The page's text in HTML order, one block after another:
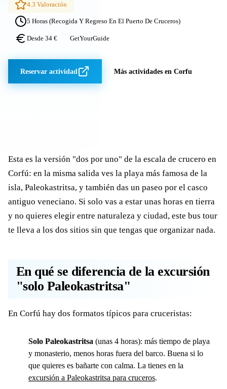
4.3 Valoración
5 Horas (recogida Y Regreso En El Puerto De Cruceros)
Desde 34 € GetYourGuide
Reservar actividad Más actividades en Corfu
Esta es la versión "dos por uno" de la escala de crucero en
Corfú: en la misma salida ves la playa más famosa de la
isla, Paleokastritsa, y también das un paseo por el casco
antiguo veneciano. Si solo vas a estar unas horas en tierra
y no quieres elegir entre naturaleza y ciudad, este bus tour
te lleva a los dos sitios sin que tengas que organizar nada.
En qué se diferencia de la excursión
"solo Paleokastritsa"
En Corfú hay dos formatos típicos para cruceristas:
Solo Paleokastritsa (unas 4 horas): más tiempo de playa
y monasterio, menos horas fuera del barco. Buena si lo
que quieres es bañarte con calma. La tienes en la
excursión a Paleokastritsa para cruceros.